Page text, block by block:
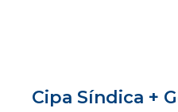
Cipa Síndica +